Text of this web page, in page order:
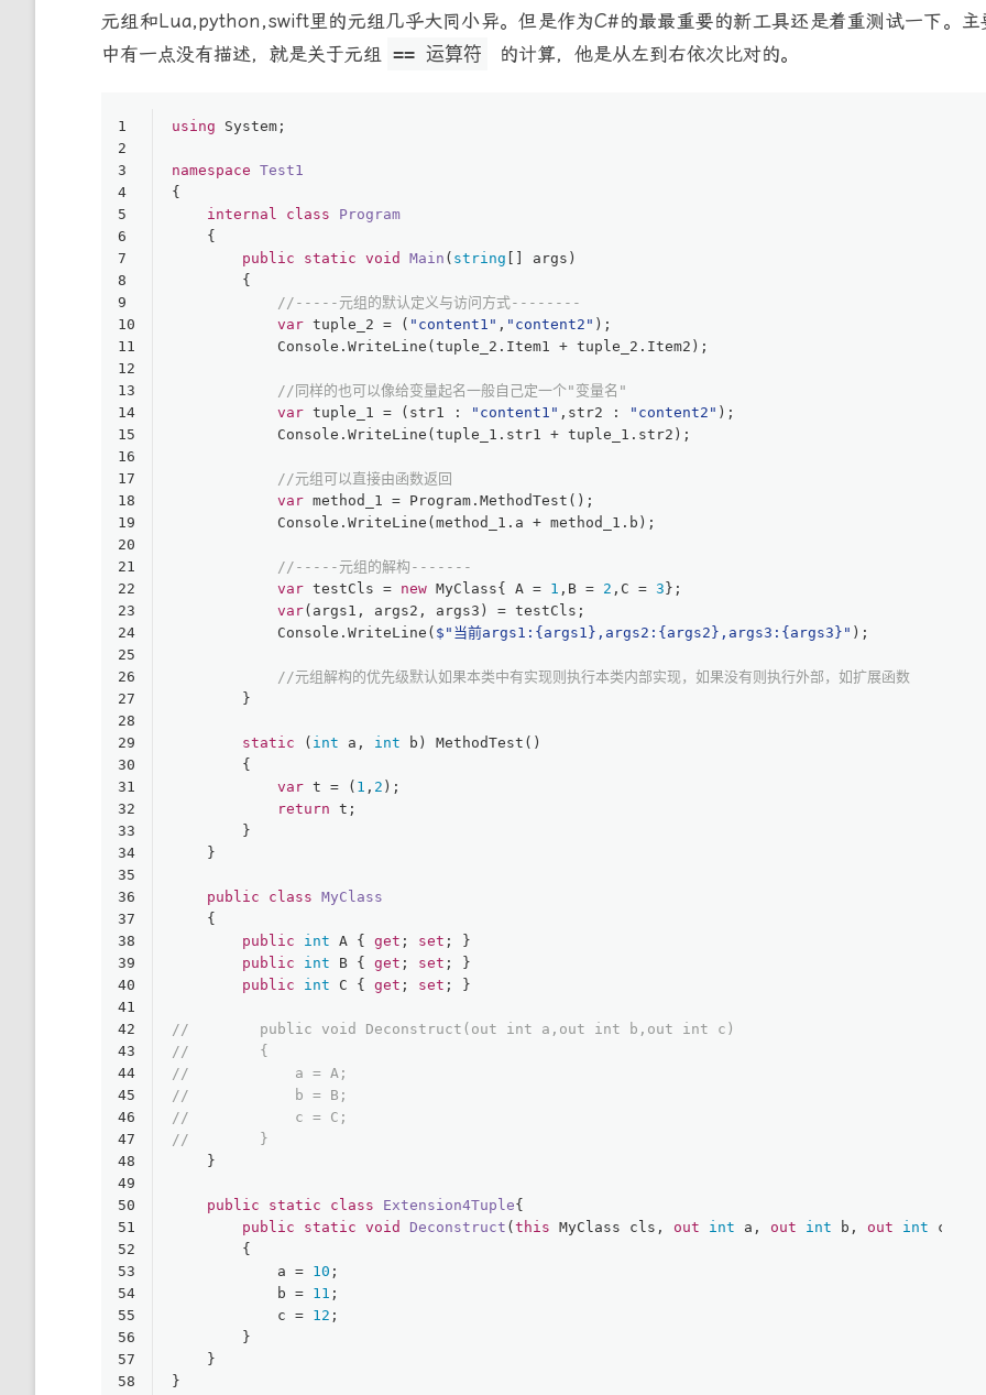
元组和Lua,python,swift里的元组几乎大同小异。但是作为C#的最最重要的新工具还是着重测试一下。
中有一点没有描述，就是关于元组 == 运算符 的计算，他是从左到右依次比对的。
1
2
3
4
5
6
7
8
9
10
11
12
13
14
15
16
17
18
19
20
21
22
23
24
25
26
27
28
29
30
31
32
33
34
35
36
37
38
39
40
41
42
43
44
45
46
47
48
49
50
51
52
53
54
55
56
57
58
using System;
namespace Test1
{
internal
class
Program
    {
public
static void Main ( string [] args )
        {
//-----元组的默认定义与访问方式--------
var tuple_2 = ( "content1" , "content2" );
            Console.WriteLine(tuple_2.Item1 + tuple_2.Item2);
//同样的也可以像给变量起名一般自己定一个"变量名"
var tuple_1 = (str1 : "content1" ,str2 : "content2" );
            Console.WriteLine(tuple_1.str1 + tuple_1.str2);
//元组可以直接由函数返回
var method_1 = Program.MethodTest();
            Console.WriteLine(method_1.a + method_1.b);
//-----元组的解构-------
var testCls = new MyClass{ A = 1 ,B = 2 ,C = 3 };
var(args1, args2, args3) = testCls;
            Console.WriteLine(
$"当前args1: {args1} ,args2: {args2} ,args3: {args3} " );
//元组解构的优先级默认如果本类中有实现则执行本类内部实现，如果没有则执行外部，如扩展函数
        }
static ( int a, int b) MethodTest()
        {
var t = ( 1 , 2 );
return t;
        }
    }
public class MyClass
    {
public
int A { get ; set ; }
public
int B { get ; set ; }
public
int C { get ; set ; }
//        public void Deconstruct(out int a,out int b,out int c)
//        {
//            a = A;
//            b = B;
//            c = C;
//        }
    }
public static class Extension4Tuple{
public
static void Deconstruct ( this MyClass cls, out int a, out int b, out int c
        {
            a =
10 ;
            b =
11 ;
            c =
12 ;
        }
    }
}